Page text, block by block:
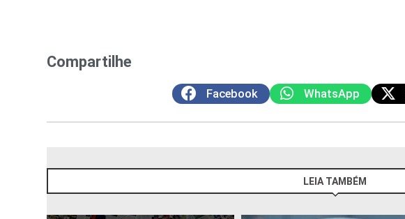
Compartilhe
Facebook WhatsApp
LEIA TAMBÉM